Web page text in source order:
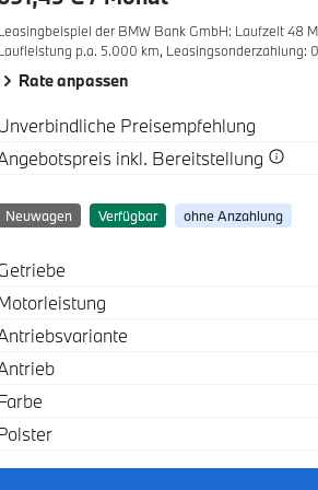
der BMW Bank GmbH: Laufzeit 48
p.a. 5.000 km, Leasingsonderzahlung:
Rate anpassen
Wert
Preisempfehlung
Wert
inkl. Bereitstellung
Neuwagen Verfügbar ohne Anzahlung